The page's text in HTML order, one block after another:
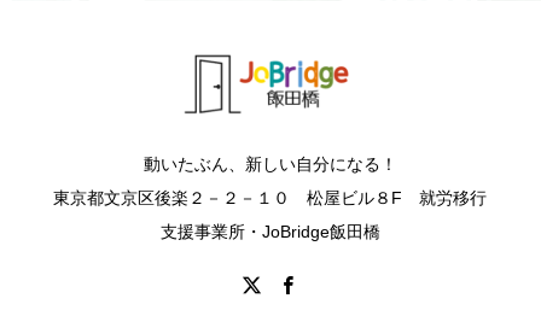
動いたぶん、新しい自分になる！
東京都文京区後楽２－２－１０ 松屋ビル８F 就労移行
支援事業所・JoBridge飯田橋